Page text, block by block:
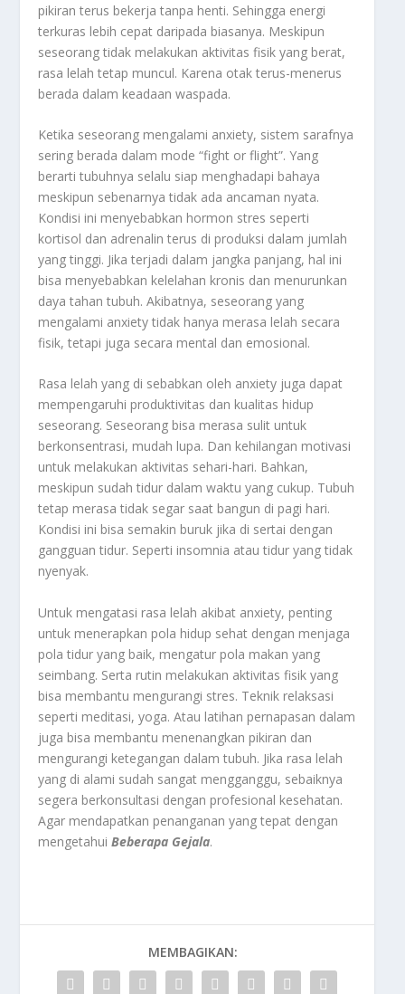
pikiran terus bekerja tanpa henti. Sehingga energi
terkuras lebih cepat daripada biasanya. Meskipun
seseorang tidak melakukan aktivitas fisik yang berat,
rasa lelah tetap muncul. Karena otak terus-menerus
berada dalam keadaan waspada.
Ketika seseorang mengalami anxiety, sistem sarafnya
sering berada dalam mode “fight or flight”. Yang
berarti tubuhnya selalu siap menghadapi bahaya
meskipun sebenarnya tidak ada ancaman nyata.
Kondisi ini menyebabkan hormon stres seperti
kortisol dan adrenalin terus di produksi dalam jumlah
yang tinggi. Jika terjadi dalam jangka panjang, hal ini
bisa menyebabkan kelelahan kronis dan menurunkan
daya tahan tubuh. Akibatnya, seseorang yang
mengalami anxiety tidak hanya merasa lelah secara
fisik, tetapi juga secara mental dan emosional.
Rasa lelah yang di sebabkan oleh anxiety juga dapat
mempengaruhi produktivitas dan kualitas hidup
seseorang. Seseorang bisa merasa sulit untuk
berkonsentrasi, mudah lupa. Dan kehilangan motivasi
untuk melakukan aktivitas sehari-hari. Bahkan,
meskipun sudah tidur dalam waktu yang cukup. Tubuh
tetap merasa tidak segar saat bangun di pagi hari.
Kondisi ini bisa semakin buruk jika di sertai dengan
gangguan tidur. Seperti insomnia atau tidur yang tidak
nyenyak.
Untuk mengatasi rasa lelah akibat anxiety, penting
untuk menerapkan pola hidup sehat dengan menjaga
pola tidur yang baik, mengatur pola makan yang
seimbang. Serta rutin melakukan aktivitas fisik yang
bisa membantu mengurangi stres. Teknik relaksasi
seperti meditasi, yoga. Atau latihan pernapasan dalam
juga bisa membantu menenangkan pikiran dan
mengurangi ketegangan dalam tubuh. Jika rasa lelah
yang di alami sudah sangat mengganggu, sebaiknya
segera berkonsultasi dengan profesional kesehatan.
Agar mendapatkan penanganan yang tepat dengan
mengetahuiBeberapa Gejala.
MEMBAGIKAN: